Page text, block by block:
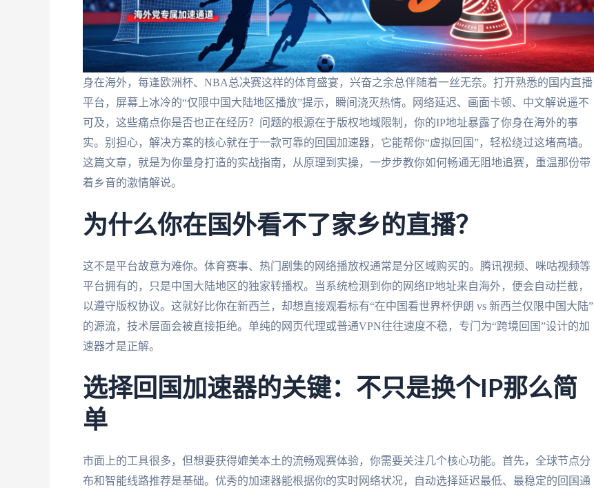
身在海外，每逢欧洲杯、NBA总决赛这样的体育盛宴，兴奋之余总伴随着一丝无奈。打开熟悉的国内直播
平台，屏幕上冰冷的“仅限中国大陆地区播放”提示，瞬间浇灭热情。网络延迟、画面卡顿、中文解说遥不
可及，这些痛点你是否也正在经历？问题的根源在于版权地域限制，你的IP地址暴露了你身在海外的事
实。别担心，解决方案的核心就在于一款可靠的回国加速器，它能帮你“虚拟回国”，轻松绕过这堵高墙。
这篇文章，就是为你量身打造的实战指南，从原理到实操，一步步教你如何畅通无阻地追赛，重温那份带
着乡音的激情解说。
为什么你在国外看不了家乡的直播？
这不是平台故意为难你。体育赛事、热门剧集的网络播放权通常是分区域购买的。腾讯视频、咪咕视频等
平台拥有的，只是中国大陆地区的独家转播权。当系统检测到你的网络IP地址来自海外，便会自动拦截，
以遵守版权协议。这就好比你在新西兰，却想直接观看标有“在中国看世界杯伊朗 vs 新西兰仅限中国大陆”
的源流，技术层面会被直接拒绝。单纯的网页代理或普通VPN往往速度不稳，专门为“跨境回国”设计的加
速器才是正解。
选择回国加速器的关键：不只是换个IP那么简
单
市面上的工具很多，但想要获得媲美本土的流畅观赛体验，你需要关注几个核心功能。首先，全球节点分
布和智能线路推荐是基础。优秀的加速器能根据你的实时网络状况，自动选择延迟最低、最稳定的回国通